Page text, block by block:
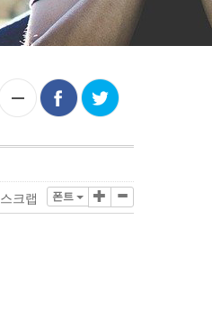
폰트
스크랩